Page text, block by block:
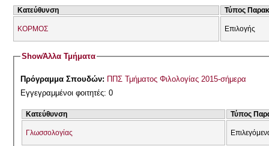
Κατεύθυνση Τύπος
ΚΟΡΜΟΣ Επιλογής
ShowΆλλα Τμήματα
Πρόγραμμα Σπουδών: ΠΠΣ Τμήματος Φιλολογίας 2015-σήμερα
Εγγεγραμμένοι φοιτητές: 0
Κατεύθυνση Τύπος
Γλωσσολογίας